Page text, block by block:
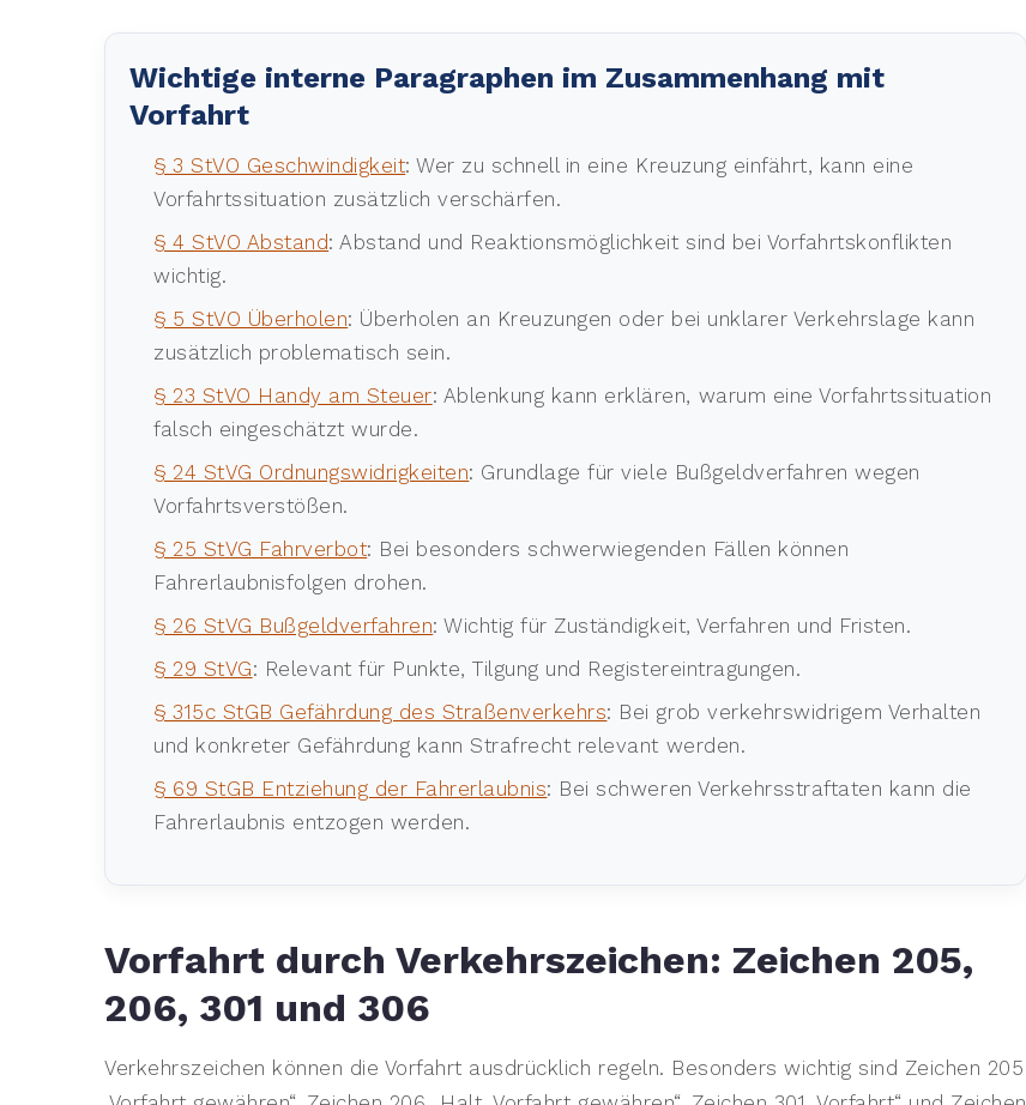
Wichtige interne Paragraphen im Zusammenhang mit
Vorfahrt
§ 3 StVO Geschwindigkeit: Wer zu schnell in eine Kreuzung einfährt, kann eine
Vorfahrtssituation zusätzlich verschärfen.
§ 4 StVO Abstand: Abstand und Reaktionsmöglichkeit sind bei Vorfahrtskonflikten
wichtig.
§ 5 StVO Überholen: Überholen an Kreuzungen oder bei unklarer Verkehrslage kann
zusätzlich problematisch sein.
§ 23 StVO Handy am Steuer: Ablenkung kann erklären, warum eine Vorfahrtssituation
falsch eingeschätzt wurde.
§ 24 StVG Ordnungswidrigkeiten: Grundlage für viele Bußgeldverfahren wegen
Vorfahrtsverstößen.
§ 25 StVG Fahrverbot: Bei besonders schwerwiegenden Fällen können
Fahrerlaubnisfolgen drohen.
§ 26 StVG Bußgeldverfahren: Wichtig für Zuständigkeit, Verfahren und Fristen.
§ 29 StVG: Relevant für Punkte, Tilgung und Registereintragungen.
§ 315c StGB Gefährdung des Straßenverkehrs: Bei grob verkehrswidrigem Verhalten
und konkreter Gefährdung kann Strafrecht relevant werden.
§ 69 StGB Entziehung der Fahrerlaubnis: Bei schweren Verkehrsstraftaten kann die
Fahrerlaubnis entzogen werden.
Vorfahrt durch Verkehrszeichen: Zeichen 205,
206, 301 und 306
Verkehrszeichen können die Vorfahrt ausdrücklich regeln. Besonders wichtig sind Zeichen 205